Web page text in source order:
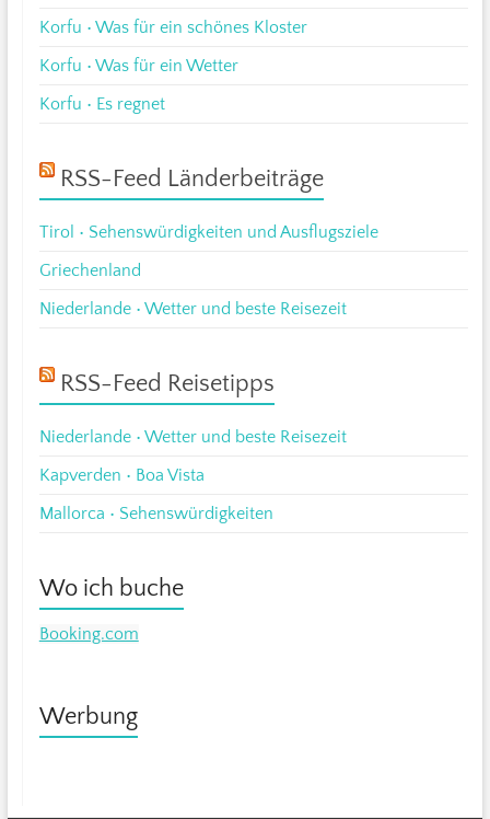
Korfu • Was für ein schönes Kloster
Korfu • Was für ein Wetter
Korfu • Es regnet
RSS-Feed Länderbeiträge
Tirol • Sehenswürdigkeiten und Ausflugsziele
Griechenland
Niederlande • Wetter und beste Reisezeit
RSS-Feed Reisetipps
Niederlande • Wetter und beste Reisezeit
Kapverden • Boa Vista
Mallorca • Sehenswürdigkeiten
Wo ich buche
Booking.com
Werbung